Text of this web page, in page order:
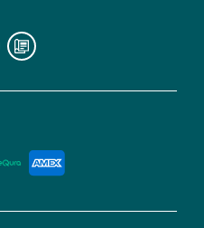
información,
puedes
nuestra
de
privacidad</2>.